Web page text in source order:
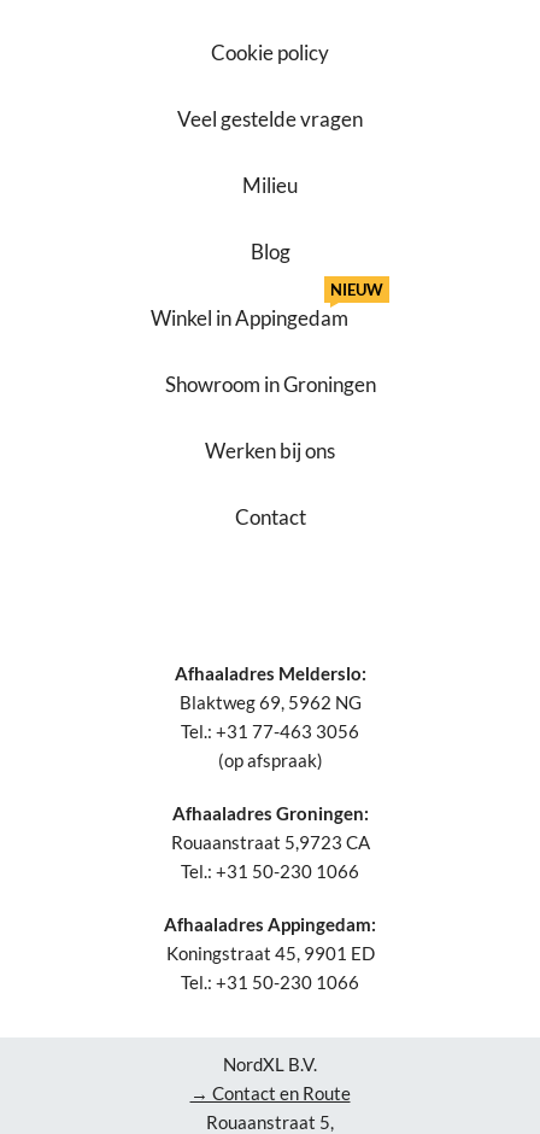
Cookie policy
Veel gestelde vragen
Milieu
Blog
Winkel in Appingedam
NIEUW
Showroom in Groningen
Werken bij ons
Contact
Afhaaladres Melderslo:
Blaktweg 69, 5962 NG
Tel.: +31 77-463 3056
(op afspraak)
Afhaaladres Groningen:
Rouaanstraat 5,9723 CA
Tel.: +31 50-230 1066
Afhaaladres Appingedam:
Koningstraat 45, 9901 ED
Tel.: +31 50-230 1066
NordXL B.V.
→ Contact en Route
Rouaanstraat 5,